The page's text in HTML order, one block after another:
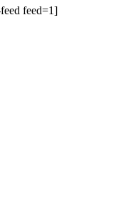
feed=1]